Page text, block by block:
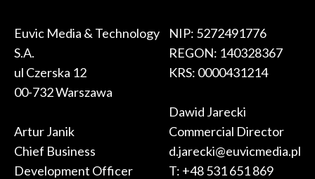
Euvic Media & Technology
S.A.
ul Czerska 12
00-732 Warszawa
Artur Janik
Chief Business
Development Officer
NIP: 5272491776
REGON: 140328367
KRS: 0000431214
Dawid Jarecki
Commercial Director
d.jarecki@euvicmedia.pl
T: +48 531 651 869